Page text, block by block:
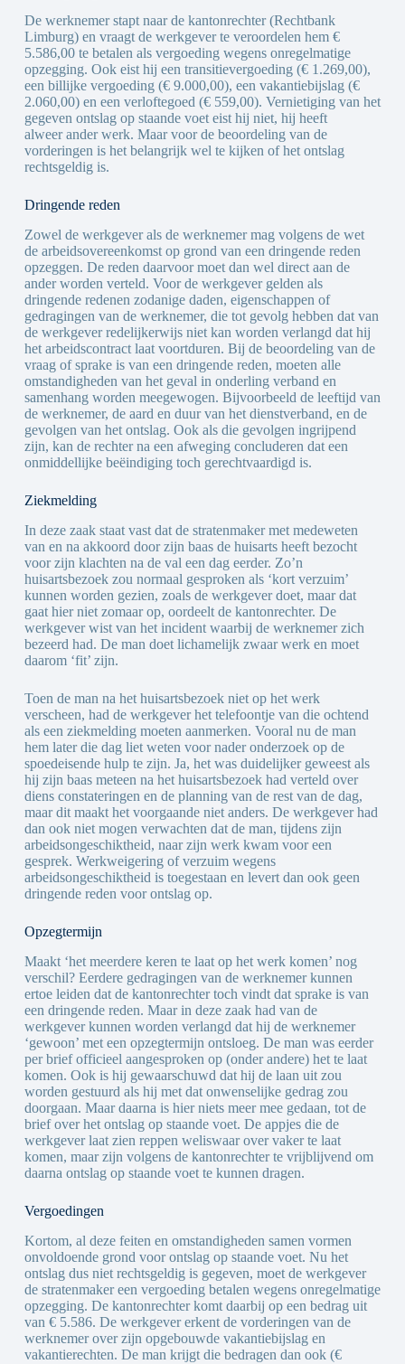
De werknemer stapt naar de kantonrechter (Rechtbank
Limburg) en vraagt de werkgever te veroordelen hem €
5.586,00 te betalen als vergoeding wegens onregelmatige
opzegging. Ook eist hij een transitievergoeding (€ 1.269,00),
een billijke vergoeding (€ 9.000,00), een vakantiebijslag (€
2.060,00) en een verloftegoed (€ 559,00). Vernietiging van het
gegeven ontslag op staande voet eist hij niet, hij heeft
alweer ander werk. Maar voor de beoordeling van de
vorderingen is het belangrijk wel te kijken of het ontslag
rechtsgeldig is.
Dringende reden
Zowel de werkgever als de werknemer mag volgens de wet
de arbeidsovereenkomst op grond van een dringende reden
opzeggen. De reden daarvoor moet dan wel direct aan de
ander worden verteld. Voor de werkgever gelden als
dringende redenen zodanige daden, eigenschappen of
gedragingen van de werknemer, die tot gevolg hebben dat van
de werkgever redelijkerwijs niet kan worden verlangd dat hij
het arbeidscontract laat voortduren. Bij de beoordeling van de
vraag of sprake is van een dringende reden, moeten alle
omstandigheden van het geval in onderling verband en
samenhang worden meegewogen. Bijvoorbeeld de leeftijd van
de werknemer, de aard en duur van het dienstverband, en de
gevolgen van het ontslag. Ook als die gevolgen ingrijpend
zijn, kan de rechter na een afweging concluderen dat een
onmiddellijke beëindiging toch gerechtvaardigd is.
Ziekmelding
In deze zaak staat vast dat de stratenmaker met medeweten
van en na akkoord door zijn baas de huisarts heeft bezocht
voor zijn klachten na de val een dag eerder. Zo’n
huisartsbezoek zou normaal gesproken als ‘kort verzuim’
kunnen worden gezien, zoals de werkgever doet, maar dat
gaat hier niet zomaar op, oordeelt de kantonrechter. De
werkgever wist van het incident waarbij de werknemer zich
bezeerd had. De man doet lichamelijk zwaar werk en moet
daarom ‘fit’ zijn.
Toen de man na het huisartsbezoek niet op het werk
verscheen, had de werkgever het telefoontje van die ochtend
als een ziekmelding moeten aanmerken. Vooral nu de man
hem later die dag liet weten voor nader onderzoek op de
spoedeisende hulp te zijn. Ja, het was duidelijker geweest als
hij zijn baas meteen na het huisartsbezoek had verteld over
diens constateringen en de planning van de rest van de dag,
maar dit maakt het voorgaande niet anders. De werkgever had
dan ook niet mogen verwachten dat de man, tijdens zijn
arbeidsongeschiktheid, naar zijn werk kwam voor een
gesprek. Werkweigering of verzuim wegens
arbeidsongeschiktheid is toegestaan en levert dan ook geen
dringende reden voor ontslag op.
Opzegtermijn
Maakt ‘het meerdere keren te laat op het werk komen’ nog
verschil? Eerdere gedragingen van de werknemer kunnen
ertoe leiden dat de kantonrechter toch vindt dat sprake is van
een dringende reden. Maar in deze zaak had van de
werkgever kunnen worden verlangd dat hij de werknemer
‘gewoon’ met een opzegtermijn ontsloeg. De man was eerder
per brief officieel aangesproken op (onder andere) het te laat
komen. Ook is hij gewaarschuwd dat hij de laan uit zou
worden gestuurd als hij met dat onwenselijke gedrag zou
doorgaan. Maar daarna is hier niets meer mee gedaan, tot de
brief over het ontslag op staande voet. De appjes die de
werkgever laat zien reppen weliswaar over vaker te laat
komen, maar zijn volgens de kantonrechter te vrijblijvend om
daarna ontslag op staande voet te kunnen dragen.
Vergoedingen
Kortom, al deze feiten en omstandigheden samen vormen
onvoldoende grond voor ontslag op staande voet. Nu het
ontslag dus niet rechtsgeldig is gegeven, moet de werkgever
de stratenmaker een vergoeding betalen wegens onregelmatige
opzegging. De kantonrechter komt daarbij op een bedrag uit
van € 5.586. De werkgever erkent de vorderingen van de
werknemer over zijn opgebouwde vakantiebijslag en
vakantierechten. De man krijgt die bedragen dan ook (€